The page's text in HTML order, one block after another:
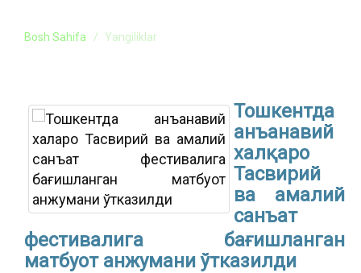
Bosh Sahifa Yangiliklar
Тошкентда
анъанавий
халқаро
Тасвирий
ва амалий
санъат
фестивалига бағишланган
матбуот анжумани ўтказилди